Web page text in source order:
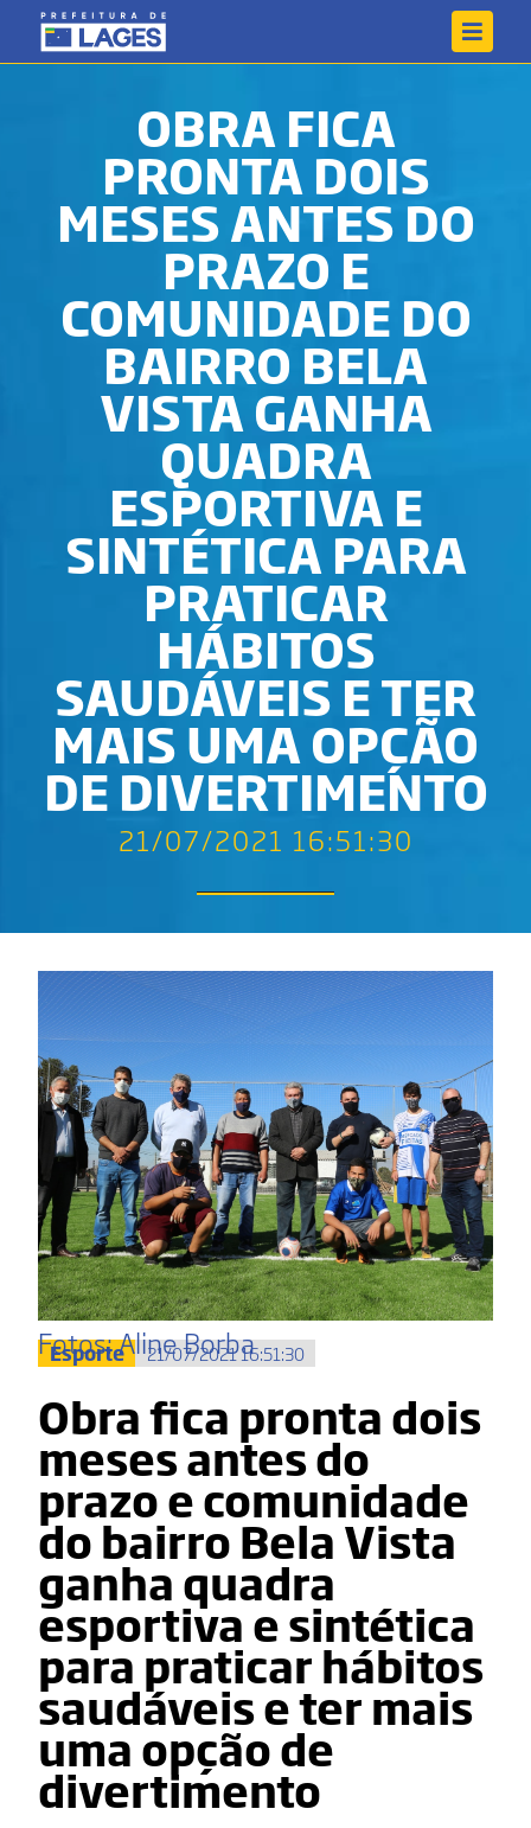
OBRA FICA
PRONTA DOIS
MESES ANTES DO
PRAZO E
COMUNIDADE DO
BAIRRO BELA
VISTA GANHA
QUADRA
ESPORTIVA E
SINTÉTICA PARA
PRATICAR
HÁBITOS
SAUDÁVEIS E TER
MAIS UMA OPÇÃO
DE DIVERTIMENTO
21/07/2021 16:51:30
Fotos: Aline Borba
Esporte 21/07/2021 16:51:30
Obra fica pronta dois
meses antes do
prazo e comunidade
do bairro Bela Vista
ganha quadra
esportiva e sintética
para praticar hábitos
saudáveis e ter mais
uma opção de
divertimento